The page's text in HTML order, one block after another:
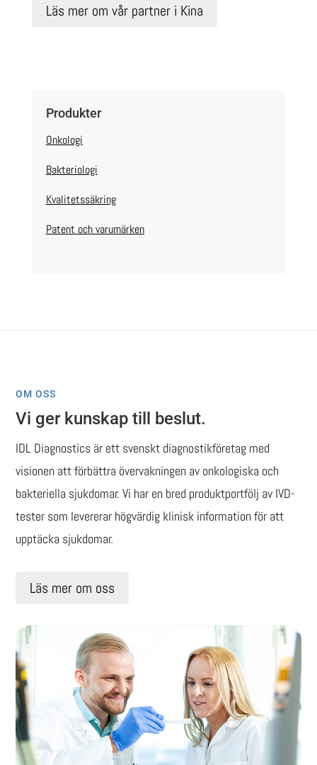
Läs mer om vår partner i Kina
Produkter
Onkologi
Bakteriologi
Kvalitetssäkring
Patent och varumärken
OM OSS
Vi ger kunskap till beslut.
IDL Diagnostics är ett svenskt diagnostikföretag med
visionen att förbättra övervakningen av onkologiska och
bakteriella sjukdomar. Vi har en bred produktportfölj av IVD-
tester som levererar högvärdig klinisk information för att
upptäcka sjukdomar.
Läs mer om oss